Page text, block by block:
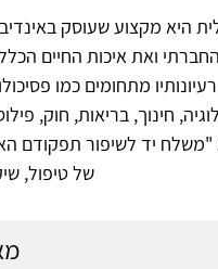
היא מקצוע שעוסק
ואת איכות החיים
מתחומים כמו
חינוך, בריאות, חוק,
"משלח יד לשיפור תפקודם
של טיפול,